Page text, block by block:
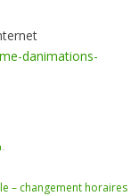
danimations-
– changement horaires